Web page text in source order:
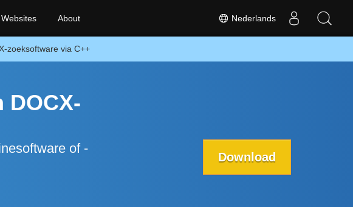
Nederlands
Websites About
zoeksoftware via C++
of -
Download